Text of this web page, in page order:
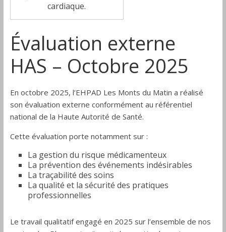
cardiaque.
Évaluation externe
HAS – Octobre 2025
En octobre 2025, l’EHPAD Les Monts du Matin a réalisé
son évaluation externe conformément au référentiel
national de la Haute Autorité de Santé.
Cette évaluation porte notamment sur :
La gestion du risque médicamenteux
La prévention des événements indésirables
La traçabilité des soins
La qualité et la sécurité des pratiques
professionnelles
Le travail qualitatif engagé en 2025 sur l’ensemble de nos